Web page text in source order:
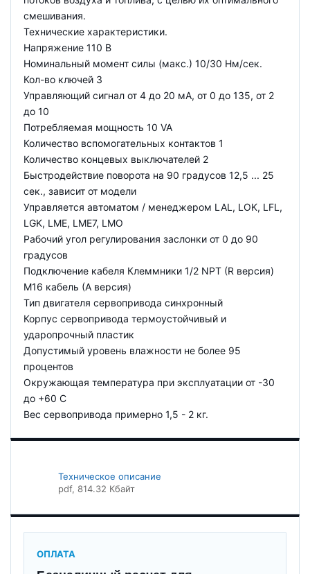
смешивания.
Технические характеристики.
Напряжение 110 В
Номинальный момент силы (макс.) 10/30 Нм/сек.
Кол-во ключей 3
Управляющий сигнал от 4 до 20 мА, от 0 до 135, от 2
до 10
Потребляемая мощность 10 VA
Количество вспомогательных контактов 1
Количество концевых выключателей 2
Быстродействие поворота на 90 градусов 12,5 ... 25
сек., зависит от модели
Управляется автоматом / менеджером LAL, LOK, LFL,
LGK, LME, LME7, LMO
Рабочий угол регулирования заслонки от 0 до 90
градусов
Подключение кабеля Клеммники 1/2 NPT (R версия)
M16 кабель (А версия)
Тип двигателя сервопривода синхронный
Корпус сервопривода термоустойчивый и
ударопрочный пластик
Допустимый уровень влажности не более 95
процентов
Окружающая температура при эксплуатации от -30
до +60 С
Вес сервопривода примерно 1,5 - 2 кг.
Техническое описание
pdf, 814.32 Кбайт
ОПЛАТА